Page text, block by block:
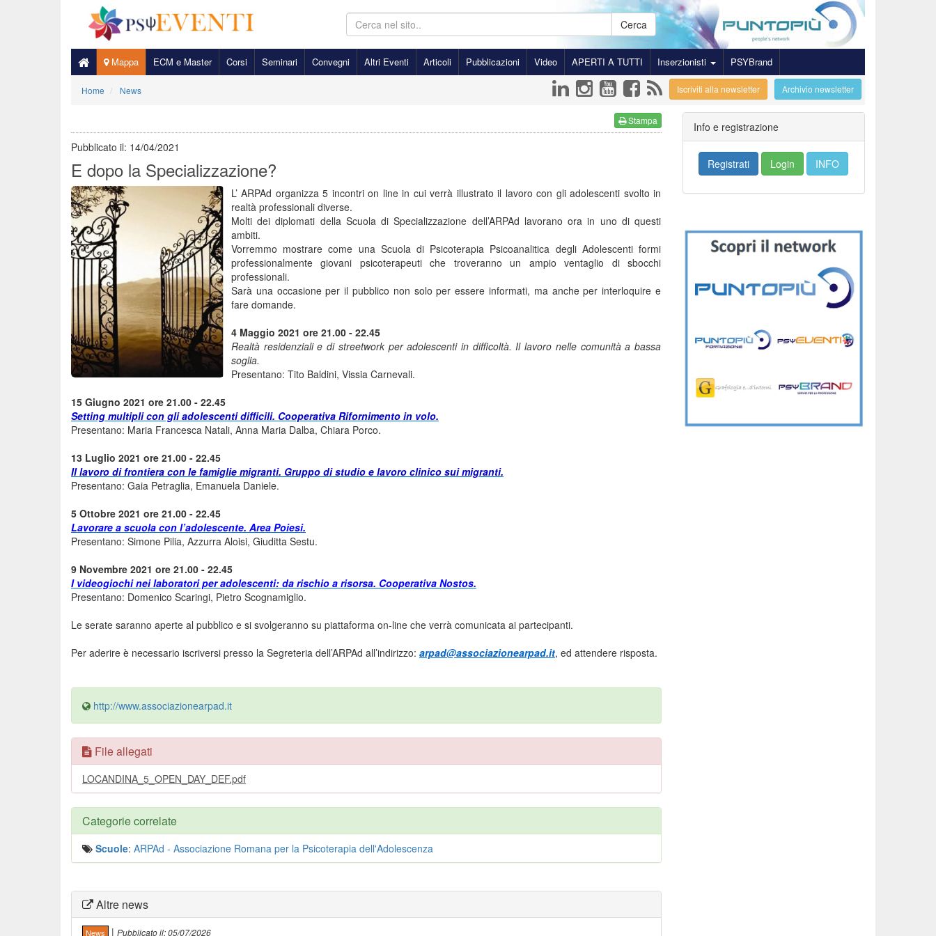
Cerca
Mappa ECM e Master Corsi Seminari Convegni Altri Eventi Articoli Pubblicazioni Video APERTI A TUTTI Inserzionisti PSYBrand
Home News Archivio newsletter
Iscriviti alla newsletter
Stampa
Pubblicato il: 14/04/2021
E dopo la Specializzazione?
L’ ARPAd organizza 5 incontri on line in cui verrà illustrato il lavoro con gli adolescenti svolto in
realtà professionali diverse.
Molti dei diplomati della Scuola di Specializzazione dell’ARPAd lavorano ora in uno di questi
ambiti.
Vorremmo mostrare come una Scuola di Psicoterapia Psicoanalitica degli Adolescenti formi
professionalmente giovani psicoterapeuti che troveranno un ampio ventaglio di sbocchi
professionali.
Sarà una occasione per il pubblico non solo per essere informati, ma anche per interloquire e
fare domande.
4 Maggio 2021 ore 21.00 - 22.45
Realtà residenziali e di streetwork per adolescenti in difficoltà. Il lavoro nelle comunità a bassa
soglia.
Presentano: Tito Baldini, Vissia Carnevali.
15 Giugno 2021 ore 21.00 - 22.45
Setting multipli con gli adolescenti difficili. Cooperativa Rifornimento in volo.
Presentano: Maria Francesca Natali, Anna Maria Dalba, Chiara Porco.
13 Luglio 2021 ore 21.00 - 22.45
Il lavoro di frontiera con le famiglie migranti. Gruppo di studio e lavoro clinico sui migranti.
Presentano: Gaia Petraglia, Emanuela Daniele.
5 Ottobre 2021 ore 21.00 - 22.45
Lavorare a scuola con l’adolescente. Area Poiesi.
Presentano: Simone Pilia, Azzurra Aloisi, Giuditta Sestu.
9 Novembre 2021 ore 21.00 - 22.45
I videogiochi nei laboratori per adolescenti: da rischio a risorsa. Cooperativa Nostos.
Presentano: Domenico Scaringi, Pietro Scognamiglio.
Le serate saranno aperte al pubblico e si svolgeranno su piattaforma on-line che verrà comunicata ai partecipanti.
Per aderire è necessario iscriversi presso la Segreteria dell’ARPAd all’indirizzo: arpad@associazionearpad.it, ed attendere risposta.
http://www.associazionearpad.it
File allegati
LOCANDINA_5_OPEN_DAY_DEF.pdf
Categorie correlate
Scuole: ARPAd - Associazione Romana per la Psicoterapia dell'Adolescenza
Altre news
News | Pubblicato il:05/07/2026
Info e registrazione
Registrati Login INFO